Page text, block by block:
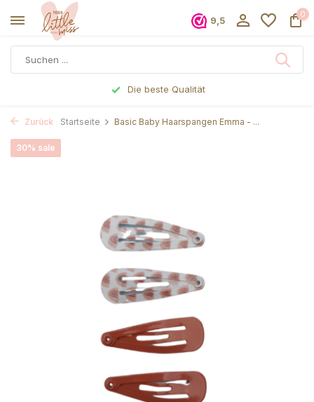
9,5
0
Die beste Qualität
Zurück Startseite Basic Baby Haarspangen Emma - ...
30% sale